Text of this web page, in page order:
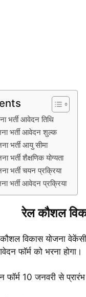
भर्ती आवेदन तिथि
भर्ती आवेदन शुल्क
भर्ती आयु सीमा
भर्ती शैक्षणिक योग्यता
भर्ती चयन प्रक्रिया
भर्ती आवेदन प्रक्रिया
रेल कौशल
विकास योजना
फॉर्म को भरना होगा।
10 जनवरी से